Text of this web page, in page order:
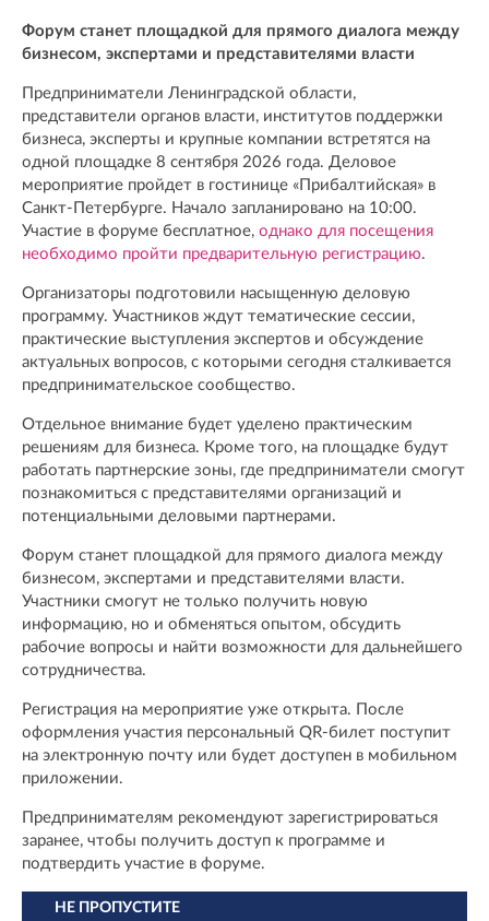
Форум станет площадкой для прямого диалога между
бизнесом, экспертами и представителями власти
Предприниматели Ленинградской области,
представители органов власти, институтов поддержки
бизнеса, эксперты и крупные компании встретятся на
одной площадке 8 сентября 2026 года. Деловое
мероприятие пройдет в гостинице «Прибалтийская» в
Санкт-Петербурге. Начало запланировано на 10:00.
Участие в форуме бесплатное, однако для посещения
необходимо пройти предварительную регистрацию.
Организаторы подготовили насыщенную деловую
программу. Участников ждут тематические сессии,
практические выступления экспертов и обсуждение
актуальных вопросов, с которыми сегодня сталкивается
предпринимательское сообщество.
Отдельное внимание будет уделено практическим
решениям для бизнеса. Кроме того, на площадке будут
работать партнерские зоны, где предприниматели смогут
познакомиться с представителями организаций и
потенциальными деловыми партнерами.
Форум станет площадкой для прямого диалога между
бизнесом, экспертами и представителями власти.
Участники смогут не только получить новую
информацию, но и обменяться опытом, обсудить
рабочие вопросы и найти возможности для дальнейшего
сотрудничества.
Регистрация на мероприятие уже открыта. После
оформления участия персональный QR-билет поступит
на электронную почту или будет доступен в мобильном
приложении.
Предпринимателям рекомендуют зарегистрироваться
заранее, чтобы получить доступ к программе и
подтвердить участие в форуме.
НЕ ПРОПУСТИТЕ